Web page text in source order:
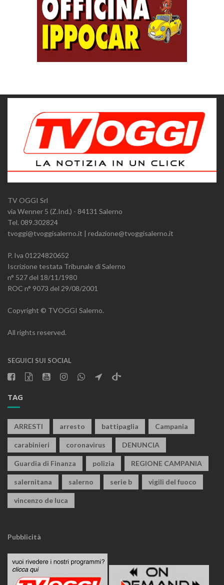
TV OGGI Srl
via Wenner 5 (Z.Ind.) - 84131 Salerno
Tel. 089.302824
tvoggi@tvoggisalerno.it | redazione@tvoggisalerno.it
P. Iva 01224820652
Iscrizione testata Tribunale di Salerno
n° 527 del 18/11/1980
ROC n° 9073 del 29/08/2001
Copyright © TVOGGI Salerno.
All rights reserved.
SEGUICI SUI SOCIAL
TAG
ARRESTI arresto battipaglia Campania
carabinieri coronavirus DENUNCIA
Guardia di Finanza polizia REGIONE CAMPANIA
salernitana salerno serie b vigili del fuoco
vincenzo de luca
Pubblicità